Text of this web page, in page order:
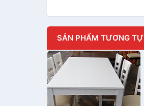
SẢN PHẨM TƯƠNG TỰ